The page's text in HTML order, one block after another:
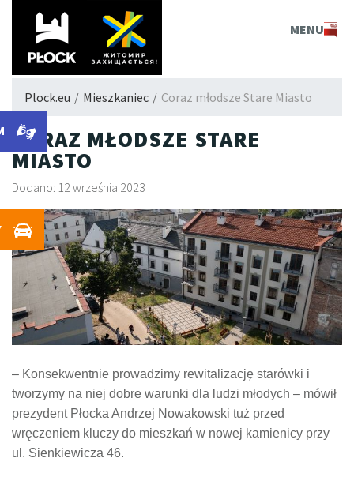
MENU
Plock.eu / Mieszkaniec / Coraz młodsze Stare Miasto
CORAZ MŁODSZE STARE
MIASTO
Dodano: 12 września 2023
– Konsekwentnie prowadzimy rewitalizację starówki i
tworzymy na niej dobre warunki dla ludzi młodych – mówił
prezydent Płocka Andrzej Nowakowski tuż przed
wręczeniem kluczy do mieszkań w nowej kamienicy przy
ul. Sienkiewicza 46.